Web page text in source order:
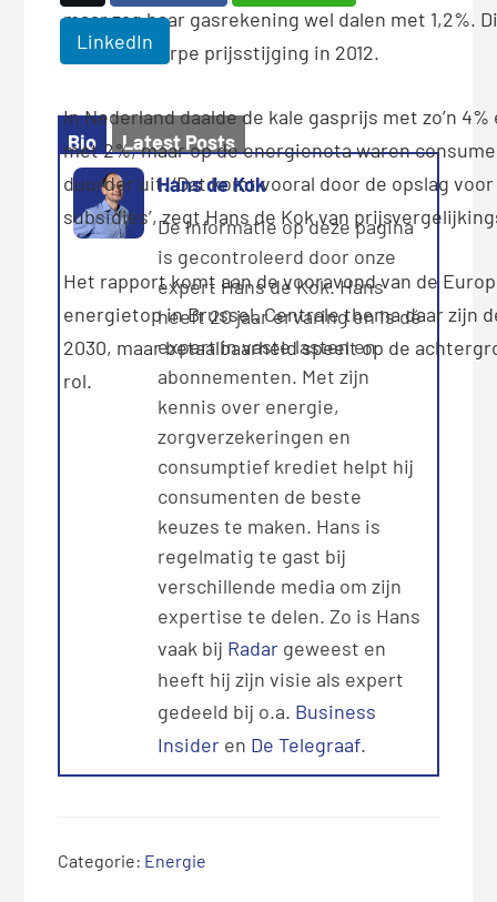
maar zag haar gasrekening wel dalen met 1,2%.
op een scherpe prijsstijging in 2012.
In Nederland daalde de kale gasprijs met zo’n
met 2%, maar op de energienota waren
duurder uit. ‘Dat komt vooral door de opslag
subsidies’, zegt Hans de Kok van
Het rapport komt aan de vooravond van de
energietop in Brussel. Centrale thema daar zijn
2030, maar betaalbaarheid speelt op de
rol.
LinkedIn
Bio
Latest Posts
Hans de Kok
De informatie op deze pagina
is gecontroleerd door onze
expert Hans de Kok. Hans
heeft 20 jaar ervaring en is dé
expert in vaste lasten en
abonnementen. Met zijn
kennis over energie,
zorgverzekeringen en
consumptief krediet helpt hij
consumenten de beste
keuzes te maken. Hans is
regelmatig te gast bij
verschillende media om zijn
expertise te delen. Zo is Hans
vaak bij Radar geweest en
heeft hij zijn visie als expert
gedeeld bij o.a. Business
Insider en De Telegraaf.
Categorie: Energie